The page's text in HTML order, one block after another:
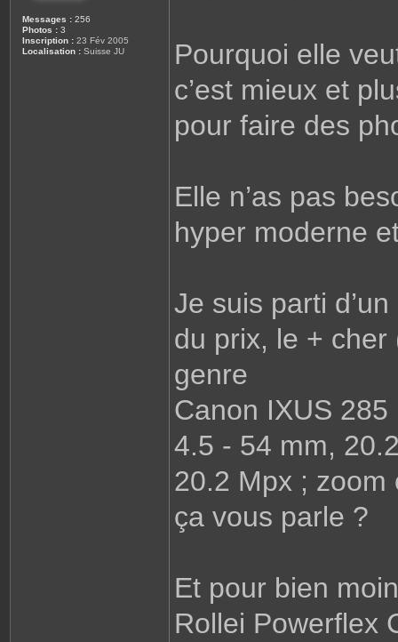
Messages : 256
Photos : 3
Inscription : 23 Fév 2005
Localisation : Suisse JU
Pourquoi elle
c’est mieux et
pour faire des
Elle n’as pas
hyper moderne
Je suis parti
du prix, le +
genre
Canon IXUS 285
4.5 - 54 mm,
20.2 Mpx ; zoom
ça vous parle ?
Et pour bien
Rollei Powerflex